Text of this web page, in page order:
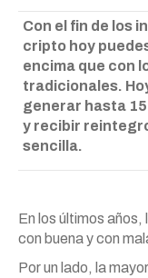
Con el fin de los
cripto hoy
encima que con
tradicionales.
generar hasta
y recibir
sencilla.
En los últimos
con buena y con
Por un lado, la